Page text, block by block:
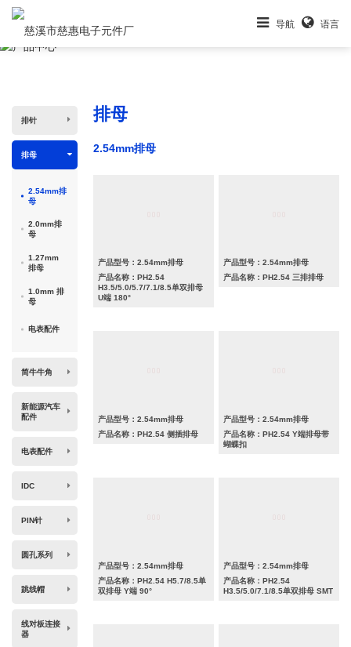
导航 语言
产品中心
排针
排母
2.54mm排
母
2.0mm排
母
1.27mm
排母
1.0mm 排
母
电表配件
简牛牛角
新能源汽车
配件
电表配件
IDC
PIN针
圆孔系列
跳线帽
线对板连接
器
排母
2.54mm排母
产品型号：2.54mm排母
产品名称：PH2.54
H3.5/5.0/5.7/7.1/8.5单双排母
U端 180°
产品型号：2.54mm排母
产品名称：PH2.54 三排排母
产品型号：2.54mm排母
产品名称：PH2.54 侧插排母
产品型号：2.54mm排母
产品名称：PH2.54 Y端排母带
蝴蝶扣
产品型号：2.54mm排母
产品名称：PH2.54 H5.7/8.5单
双排母 Y端 90°
产品型号：2.54mm排母
产品名称：PH2.54
H3.5/5.0/7.1/8.5单双排母 SMT